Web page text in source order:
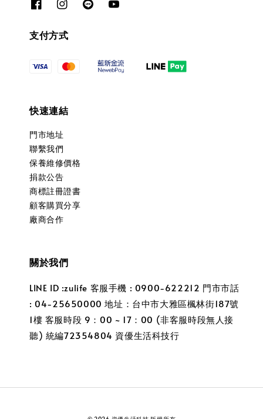
支付方式
快速連結
門市地址
聯繫我們
保養維修價格
捐款公告
商標註冊證書
顧客購買分享
廠商合作
關於我們
LINE ID :zulife 客服手機 : 0900-622212 門市市話
: 04-25650000 地址：台中市大雅區楓林街187號
1樓 客服時段 9：00 ~ 17：00 (非客服時段無人接
聽) 統編72354804 資優生活科技行